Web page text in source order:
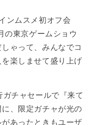
ンムスメ初オフ会
の東京ゲームショウ
ゃって、みんなでコ
楽しませて盛り上げ
ガチャセールで『来て
、限定ガチャが光の
あったときもユーザ